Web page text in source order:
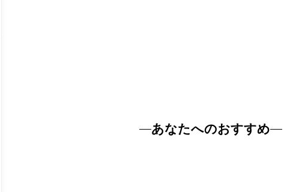
あなたへのおすすめ